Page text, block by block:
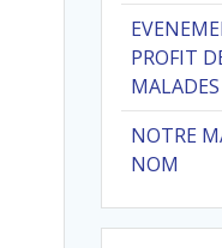
PROFIT
MALADES
NOTRE
NOM